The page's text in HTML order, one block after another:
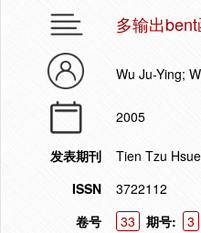
多输出
Wu Ju-Ying;
2005
发表期刊
Tien Tzu
ISSN
3722112
卷号
33 期号: 3